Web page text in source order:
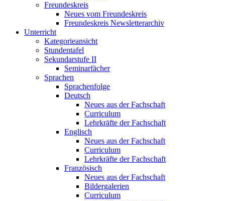
Freundeskreis
Neues vom Freundeskreis
Freundeskreis Newsletterarchiv
Unterricht
Kategorieansicht
Stundentafel
Sekundarstufe II
Seminarfächer
Sprachen
Sprachenfolge
Deutsch
Neues aus der Fachschaft
Curriculum
Lehrkräfte der Fachschaft
Englisch
Neues aus der Fachschaft
Curriculum
Lehrkräfte der Fachschaft
Französisch
Neues aus der Fachschaft
Bildergalerien
Curriculum